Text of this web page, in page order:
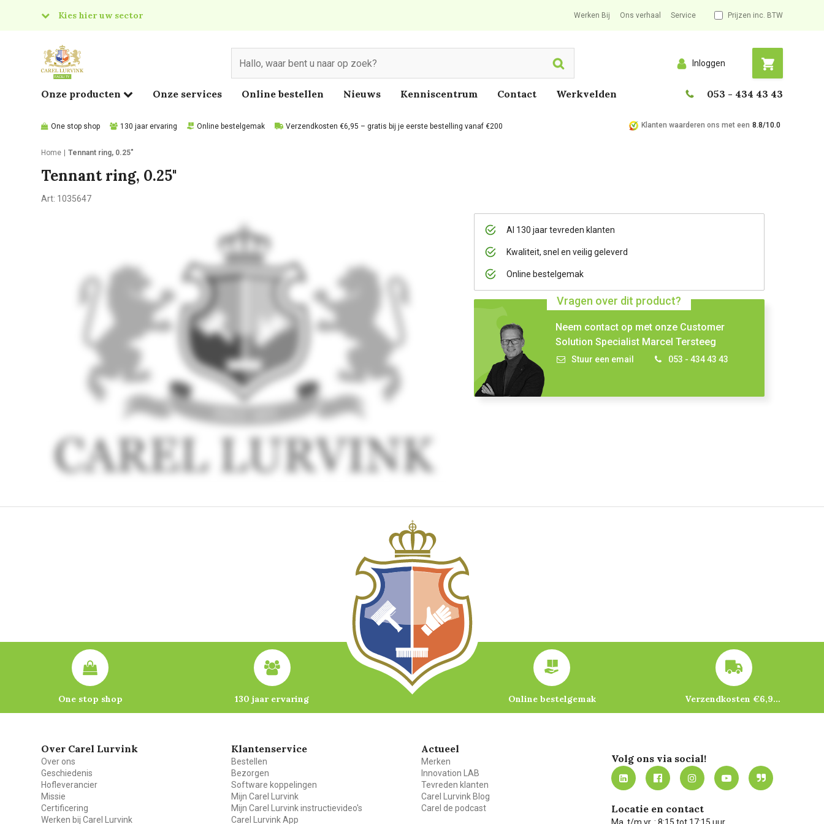
Kies hier uw sector
Food
Werken Bij Ons verhaal Service Prijzen inc. BTW
Search Inloggen
Onze producten Onze services Online bestellen Nieuws Kenniscentrum Contact Werkvelden 053 - 434 43 43
One stop shop 130 jaar ervaring Online bestelgemak Verzendkosten €6,95 – gratis bij je eerste bestelling vanaf €200 Klanten waarderen ons met een 8.8/10.0
Home Tennant ring, 0.25"
Tennant ring, 0.25"
Art: 1035647
Al 130 jaar tevreden klanten
Kwaliteit, snel en veilig geleverd
Online bestelgemak
Vragen over dit product?
Neem contact op met onze Customer
Solution Specialist Marcel Tersteeg
Stuur een email 053 - 434 43 43
One stop shop 130 jaar ervaring Online bestelgemak Verzendkosten €6,95 – gratis bij je eerste bestelling vanaf €200
Over Carel Lurvink
Over ons
Geschiedenis
Hofleverancier
Missie
Certificering
Werken bij Carel Lurvink
Klantenservice
Bestellen
Bezorgen
Software koppelingen
Mijn Carel Lurvink
Mijn Carel Lurvink instructievideo's
Carel Lurvink App
Actueel
Merken
Innovation LAB
Tevreden klanten
Carel Lurvink Blog
Carel de podcast
Volg ons via social!
Locatie en contact
Ma. t/m vr. : 8:15 tot 17:15 uur